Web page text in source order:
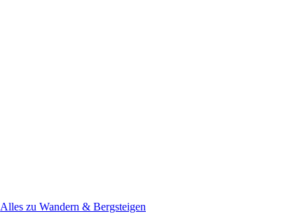
Alles zu Wandern & Bergsteigen